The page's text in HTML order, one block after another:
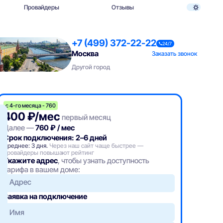
Провайдеры Отзывы
+7 (499) 372-22-22 24/7
Москва
Заказать звонок
Другой город
с 4-го месяца - 760
400 ₽/мес первый месяц
Далее —760 ₽ / мес
Срок подключения: 2–6 дней
Среднее: 3 дня. Через наш сайт чаще быстрее —
провайдеры повышают рейтинг
Укажите адрес, чтобы узнать доступность
тарифа в вашем доме:
Адрес
Заявка на подключение